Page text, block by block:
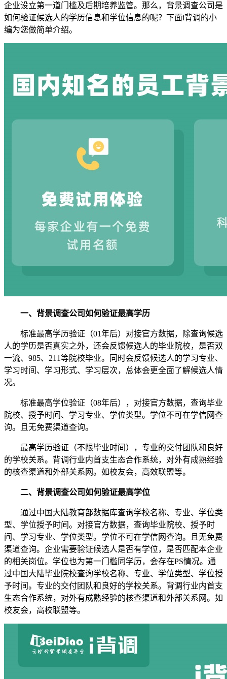
企业设立第一道门槛及后期培养监管。那么，背景调查公司是
如何验证候选人的学历信息和学位信息的呢？下面i背调的小
编为您做简单介绍。
一、背景调查公司如何验证最高学历
标准最高学历验证（01年后）对接官方数据，除查询候选
人的学历是否真实之外，还会反馈候选人的毕业院校，是否双
一流、985、211等院校毕业。同时会反馈候选人的学习专业、
学习时间、学习形式、学习层次，总体会更全面了解候选人情
况。
标准最高学位验证（08年后），对接官方数据，查询毕业
院校、授予时间、学习专业、学位类型。学位不可在学信网查
询。且无免费渠道查询。
最高学历验证（不限毕业时间），专业的交付团队和良好
的学校关系。背调行业内首支生态合作系统，对外有成熟经验
的核查渠道和外部关系网。如校友会，高效联盟等。
二、背景调查公司如何验证最高学位
通过中国大陆教育部数据库查询学校名称、专业、学位类
型、学位授予时间。对接官方数据，查询毕业院校、授予时
间、学习专业、学位类型。学位不可在学信网查询。且无免费
渠道查询。企业需要验证候选人是否有学位，是否匹配本企业
的相关岗位。学位也为第一门槛同学历，会存在PS情况。通
过中国大陆毕业院校查询学校名称、专业、学位类型、学位授
予时间。专业的交付团队和良好的学校关系。背调行业内首支
生态合作系统，对外有成熟经验的核查渠道和外部关系网。如
校友会，高校联盟等。